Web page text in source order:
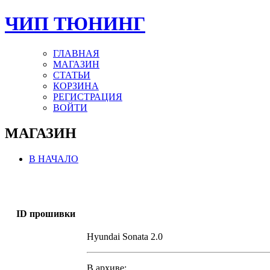
ЧИП ТЮНИНГ
ГЛАВНАЯ
МАГАЗИН
СТАТЬИ
КОРЗИНА
РЕГИСТРАЦИЯ
ВОЙТИ
МАГАЗИН
В НАЧАЛО
ID прошивки
Hyundai Sonata 2.0
В архиве: